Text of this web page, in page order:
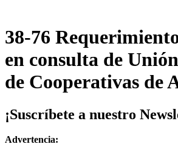
38-76
en consulta de
de Cooperativas de
¡Suscríbete a nuestro
Advertencia: